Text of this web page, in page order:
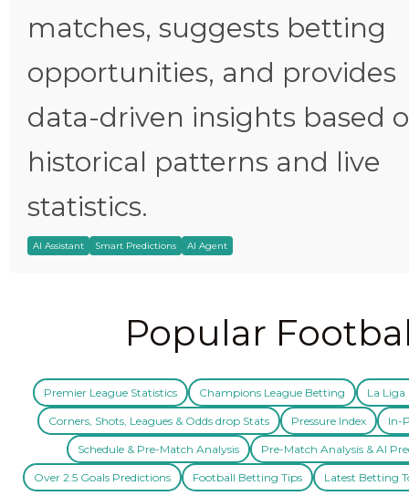
matches, suggests betting
opportunities, and provides
data-driven insights based
historical patterns and live
statistics.
AI Assistant Smart Predictions AI Agent
Popular
Premier League Statistics Champions League Betting La Liga
Corners, Shots, Leagues & Odds drop Stats Pressure Index In-
Schedule & Pre-Match Analysis Pre-Match Analysis & AI
Over 2.5 Goals Predictions Football Betting Tips Latest Betting